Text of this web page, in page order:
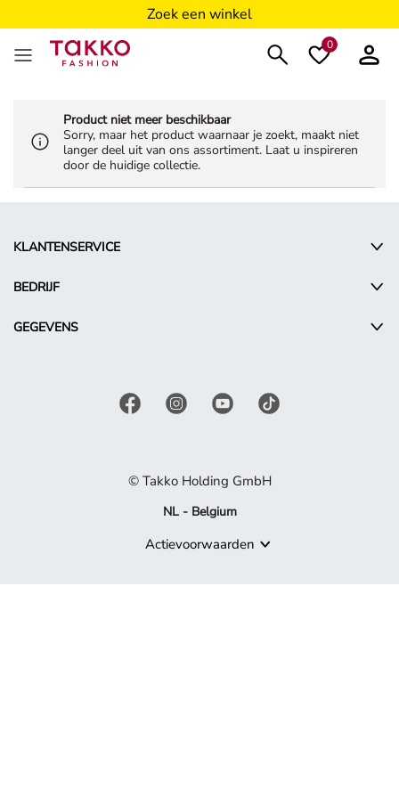
Zoek een winkel
0
Product niet meer beschikbaar
Sorry, maar het product waarnaar je zoekt, maakt niet
langer deel uit van ons assortiment. Laat u inspireren
door de huidige collectie.
KLANTENSERVICE
BEDRIJF
GEGEVENS
© Takko Holding GmbH
NL - Belgium
Actievoorwaarden